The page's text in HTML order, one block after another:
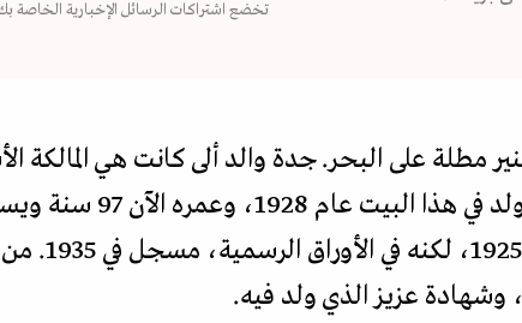
تخضع اشتراكات الرسائل الإخبارية الخاصة
مطلة على البحر. جدة والد ألى كانت هي
"خالو عزيز" كما تناديه
المبنى. يقول
وشهادة عزيز الذي ولد فيه.